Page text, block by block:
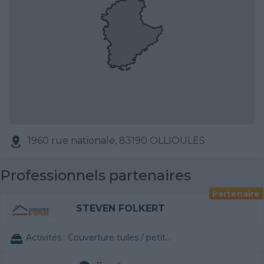
1960 rue nationale, 83190 OLLIOULES
Professionnels partenaires
Partenaire
STEVEN FOLKERT
Activités : Couverture tuiles / petits éléments